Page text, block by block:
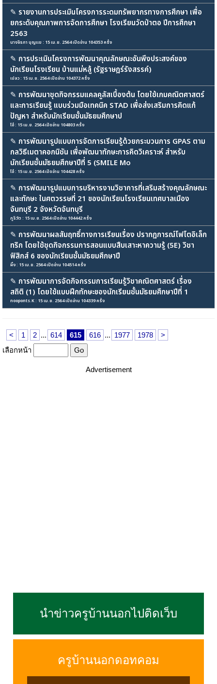
✎ รายงานการประเมินโครงการระดมทรัพยากรทางการศึกษา เพื่อ
ยกระดับคุณภาพการจัดการศึกษา โรงเรียนวัดป่าตอ ปีการศึกษา
2563
นางจิรภา บุญแข : 15 เม.ย. 2564 เปิดอ่าน 104353 ครั้ง
✎ การประเมินโครงการพัฒนาคุณลักษณะอันพึงประสงค์ของ
นักเรียนโรงเรียน บ้านแม่หลู้ (รัฐราษฎร์รังสรรค์)
เปลว : 15 เม.ย. 2564 เปิดอ่าน 104372 ครั้ง
✎ การพัฒนาชุดกิจกรรมแคลคูลัสเบื้องต้น โดยใช้เกมคณิตศาสตร์
และการเรียนรู้ แบบร่วมมือเทคนิค STAD เพื่อส่งเสริมการคิดแก้
ปัญหา สำหรับนักเรียนชั้นมัธยมศึกษาป
โอ๋ : 15 เม.ย. 2564 เปิดอ่าน 104803 ครั้ง
✎ การพัฒนารูปแบบการจัดการเรียนรู้ด้วยกระบวนการ GPAS ตาม
กลวิธีเมตาคอกนิชัน เพื่อพัฒนาทักษะการคิดวิเคราะห์ สำหรับ
นักเรียนชั้นมัธยมศึกษาปีที่ 5 (SMILE Mo
โอ๋ : 15 เม.ย. 2564 เปิดอ่าน 104428 ครั้ง
✎ การพัฒนารูปแบบการบริหารงานวิชาการที่เสริมสร้างคุณลักษณะ
และทักษะ ในศตวรรษที่ 21 ของนักเรียนโรงเรียนเทศบาลเมือง
จันทบุรี 2 จังหวัดจันทบุรี
ภูริวัต : 15 เม.ย. 2564 เปิดอ่าน 104442 ครั้ง
✎ การพัฒนาผลสัมฤทธิ์ทางการเรียนเรื่อง ปรากฏการณ์โฟโตอิเล็ก
ทริก โดยใช้ชุดกิจกรรมการสอนแบบสืบเสาะหาความรู้ (5E) วิชา
ฟิสิกส์ 6 ของนักเรียนชั้นมัธยมศึกษาปี
ผึ้ง : 15 เม.ย. 2564 เปิดอ่าน 104514 ครั้ง
✎ การพัฒนาการจัดกิจกรรมการเรียนรู้วิชาคณิตศาสตร์ เรื่อง
สถิติ (1) โดยใช้แบบฝึกทักษะของนักเรียนชั้นมัธยมศึกษาปีที่ 1
nooponts.K : 15 เม.ย. 2564 เปิดอ่าน 104339 ครั้ง
< 1 2 ... 614 615 616 ... 1977 1978
>
เลือกหน้า
Advertisement
นำข่าวครูบ้านนอกไปติดเว็บ
ครูบ้านนอกดอทคอม